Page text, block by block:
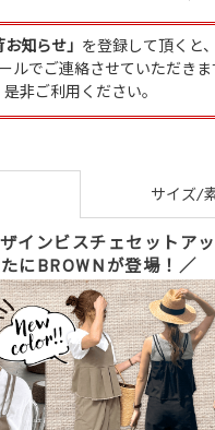
お知らせ」 を登録して頂くと、
ルでご連絡させていただきま
是非ご利用ください。
サイズ/
インビスチェセットア
にBROWNが登場！／